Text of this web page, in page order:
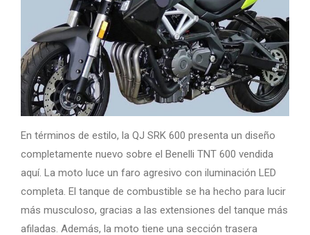
En términos de estilo, la QJ SRK 600 presenta un diseño
completamente nuevo sobre el Benelli TNT 600 vendida
aquí. La moto luce un faro agresivo con iluminación LED
completa. El tanque de combustible se ha hecho para lucir
más musculoso, gracias a las extensiones del tanque más
afiladas. Además, la moto tiene una sección trasera